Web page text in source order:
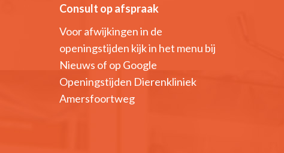
Consult op afspraak
Voor afwijkingen in de
openingstijden kijk in het menu bij
Nieuws of op Google
Openingstijden Dierenkliniek
Amersfoortweg